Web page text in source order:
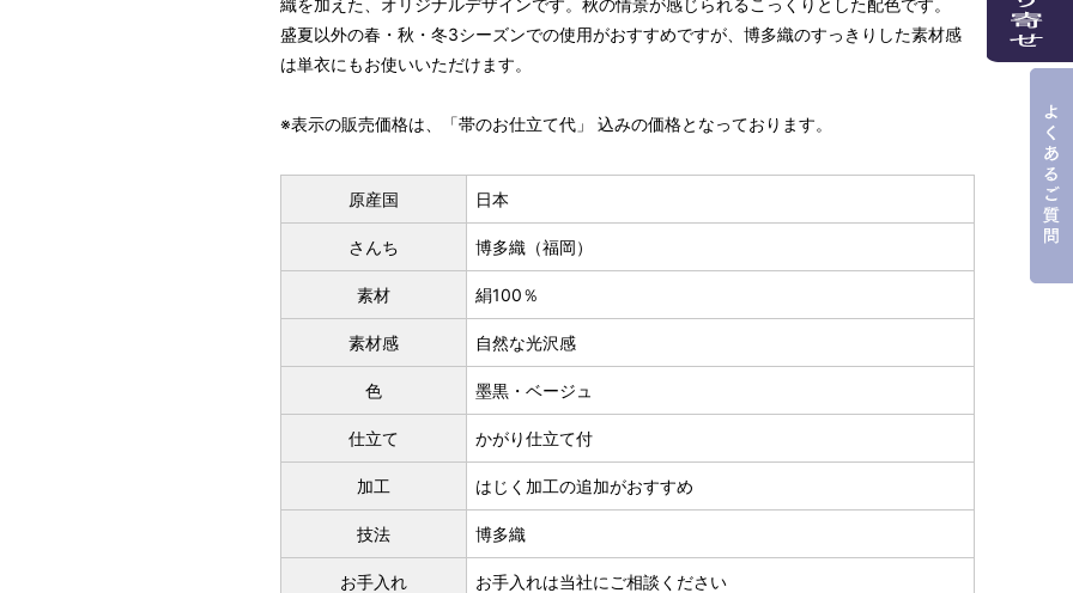
織を加えた、オリジナルデザインです。秋の情景が感じられるこっくりとした配色です。
盛夏以外の春・秋・冬3シーズンでの使用がおすすめですが、博多織のすっきりした素材感
は単衣にもお使いいただけます。
※表示の販売価格は、「帯のお仕立て代」 込みの価格となっております。
原産国 日本
さんち 博多織（福岡）
素材 絹100％
素材感 自然な光沢感
色 墨黒・ベージュ
仕立て かがり仕立て付
加工 はじく加工の追加がおすすめ
技法 博多織
お手入れ お手入れは当社にご相談ください